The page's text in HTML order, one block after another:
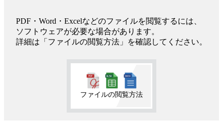
PDF・Word・Excelなどのファイルを閲覧するには、
ソフトウェアが必要な場合があります。
詳細は「ファイルの閲覧方法」を確認してください。
ファイルの閲覧方法